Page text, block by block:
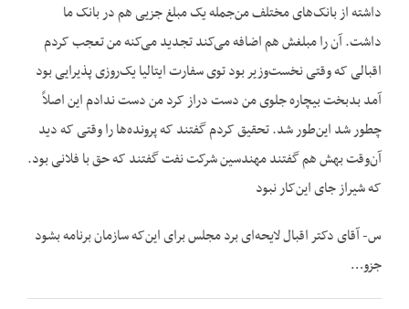
داشته از بانک‌های مختلف من‌جمله یک مبلغ جزیی هم در بانک ما
داشت. آن را مبلغش هم اضافه می‌کند تجدید می‌کنه من تعجب کردم
اقبالی که وقتی نخست‌وزیر بود توی سفارت ایتالیا یک‌روزی پذیرایی بود
آمد بدبخت بیچاره جلوی من دست دراز کرد من دست ندادم این اصلاً
چطور شد این‌طور شد. تحقیق کردم گفتند که پرونده‌ها را وقتی که دید
آن‌وقت بهش هم گفتند مهندسین شرکت نفت گفتند که حق با فلانی بود.
که شیراز جای این‌کار نبود
س- آقای دکتر اقبال لایحه‌ای برد مجلس برای این‌که سازمان برنامه بشود
جزو…